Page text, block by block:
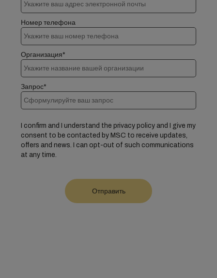
Номер телефона
Организация*
Запрос*
I confirm and I understand the privacy policy and I give my
consent to be contacted by MSC to receive updates,
offers and news. I can opt-out of such communications
at any time.